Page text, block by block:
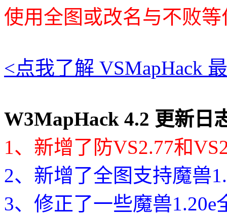
使用全图或改名与不败
<点我了解 VSMapHack
W3MapHack 4.2 更新日
1、新增了防VS2.77和
2、新增了全图支持魔兽
3、修正了一些魔兽1.20e